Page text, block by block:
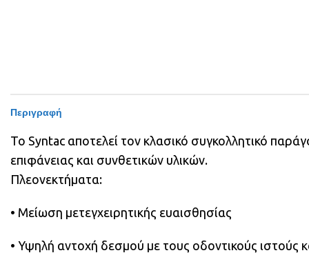
Περιγραφή
Το Syntac αποτελεί τον κλασικό συγκολλητικό
επιφάνειας και συνθετικών υλικών.
Πλεονεκτήματα:
• Μείωση μετεγχειρητικής ευαισθησίας
• Υψηλή αντοχή δεσμού με τους οδοντικούς ιστούς